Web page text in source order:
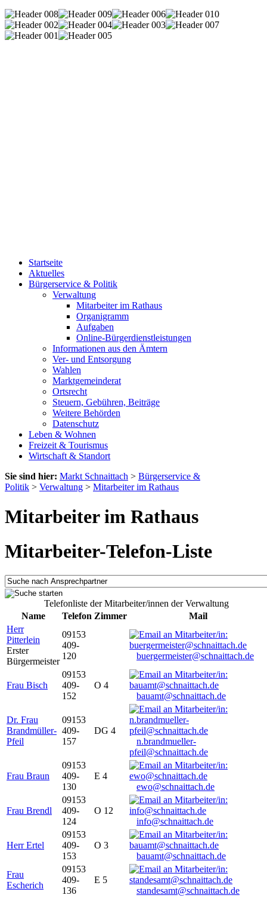
Startseite
Aktuelles
Bürgerservice & Politik
Verwaltung
Mitarbeiter im Rathaus
Organigramm
Aufgaben
Online-Bürgerdienstleistungen
Informationen aus den Ämtern
Ver- und Entsorgung
Wahlen
Marktgemeinderat
Ortsrecht
Steuern, Gebühren, Beiträge
Weitere Behörden
Datenschutz
Leben & Wohnen
Freizeit & Tourismus
Wirtschaft & Standort
Sie sind hier: Markt Schnaittach > Bürgerservice &
Politik > Verwaltung > Mitarbeiter im Rathaus
Mitarbeiter im Rathaus
Mitarbeiter-Telefon-Liste
Telefonliste der Mitarbeiter/innen der Verwaltung
Name
Telefon Zimmer
Mail
Herr
Pitterlein
Erster
Bürgermeister
09153
409-
120
buergermeister@schnaittach.de
Frau Bisch
09153
409-
152
O 4
bauamt@schnaittach.de
Dr. Frau
Brandmüller-
Pfeil
09153
409-
157
DG 4
n.brandmueller-
pfeil@schnaittach.de
Frau Braun
09153
409-
130
E 4
ewo@schnaittach.de
Frau Brendl
09153
409-
124
O 12
info@schnaittach.de
Herr Ertel
09153
409-
153
O 3
bauamt@schnaittach.de
Frau
Escherich
09153
409-
136
E 5
standesamt@schnaittach.de